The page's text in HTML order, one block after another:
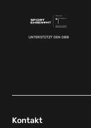
UNTERSTÜTZT DEN DBB
Kontakt